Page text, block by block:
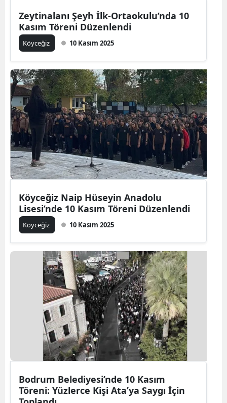
Zeytinalanı Şeyh İlk-Ortaokulu’nda 10
Kasım Töreni Düzenlendi
Köyceğiz 10 Kasım 2025
Köyceğiz Naip Hüseyin Anadolu
Lisesi’nde 10 Kasım Töreni Düzenlendi
Köyceğiz 10 Kasım 2025
Bodrum Belediyesi’nde 10 Kasım
Töreni: Yüzlerce Kişi Ata’ya Saygı İçin